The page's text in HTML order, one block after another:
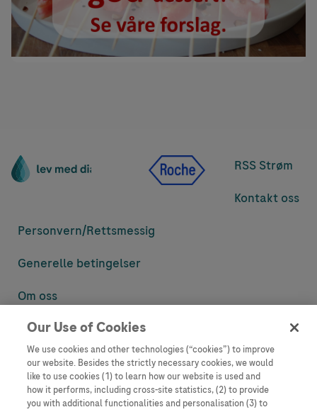
RSS Strøm
Kontakt oss
Personvern/Rettsmessig
Generelle betingelser
Om oss
Denne nettsiden inneholder informasjon som er målsatt til en stor
informasjon som ellers ikke er tilgjengelig eller gyldig i ditt land.
Vennligst vær oppmerksom på at vi ikke tar noe ansvar for tilgang til
informasjon som muligens ikke er i samsvar med noen gyldig juridisk
prosess, regulering, registrering eller bruk i bostedslandet ditt.
Our Use of Cookies
We use cookies and other technologies (“cookies”) to improve
our website. Besides the strictly necessary cookies, we would
like to use cookies (1) to learn how our website is used and
how it performs, including cross-site statistics, (2) to provide
you with additional functionalities and personalisation (3) to